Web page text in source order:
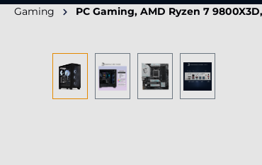
Gaming PC Gaming, AMD Ryzen 7